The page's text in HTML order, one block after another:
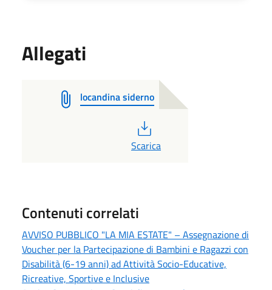
Allegati
locandina siderno
Scarica
Contenuti correlati
AVVISO PUBBLICO "LA MIA ESTATE" – Assegnazione di
Voucher per la Partecipazione di Bambini e Ragazzi con
Disabilità (6-19 anni) ad Attività Socio-Educative,
Ricreative, Sportive e Inclusive